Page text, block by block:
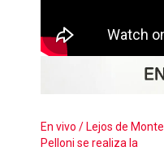
En vivo / Lejos de Monte
Pelloni se realiza la